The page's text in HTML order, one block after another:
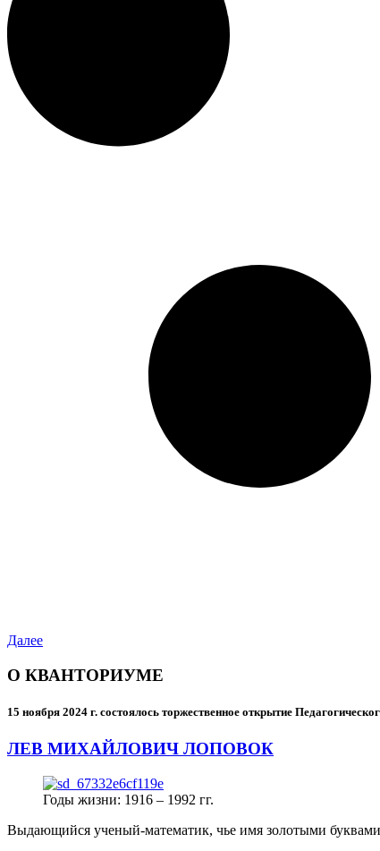
Далее
О КВАНТОРИУМЕ
15 ноября 2024 г. состоялось торжественное открытие
ЛЕВ МИХАЙЛОВИЧ ЛОПОВОК
Годы жизни: 1916 – 1992 гг.
Выдающийся ученый-математик, чье имя золотыми